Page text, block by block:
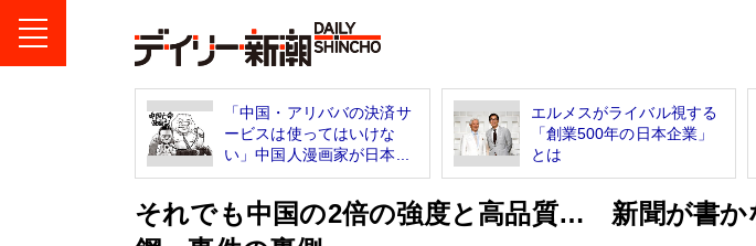
「中国・アリババの決済サ
ービスは使ってはいけな
い」中国人漫画家が日本...
エルメスがライバル視する
「創業500年の日本企業」
とは
それでも中国の2倍の強度と高品質… 新聞が書か